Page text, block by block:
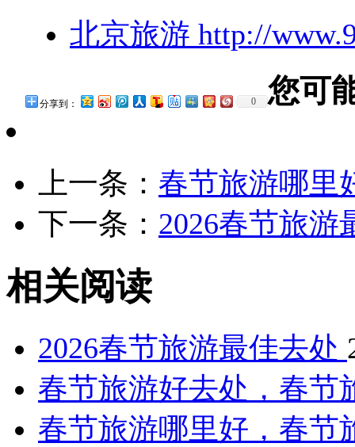
北京旅游 http://
分享到： 0 您可
上一条： 春节旅游哪里
下一条： 2026春节旅游
相关阅读
2026春节旅游最佳去处
春节旅游好去处，春节
春节旅游哪里好，春节